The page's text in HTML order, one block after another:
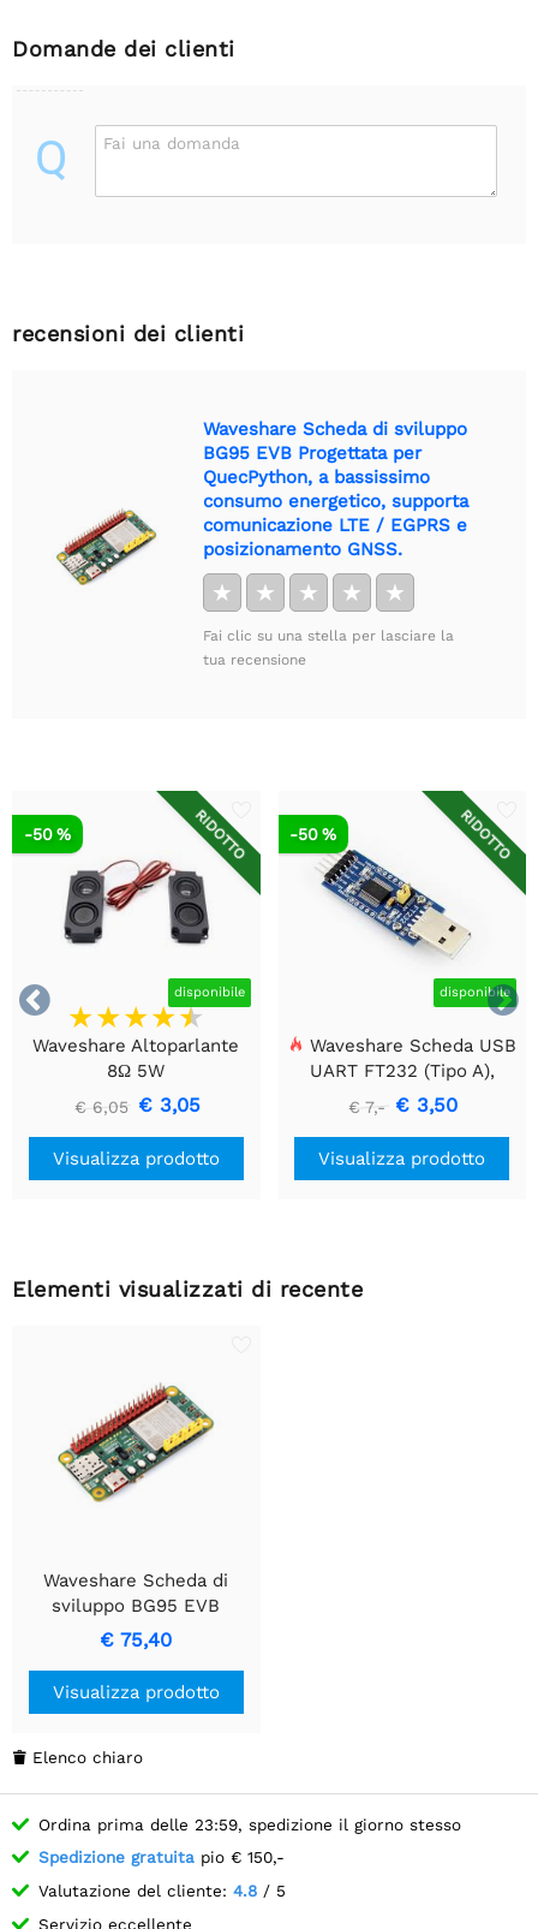
Domande dei clienti
Q Fai una domanda
recensioni dei clienti
Waveshare Scheda di sviluppo
BG95 EVB Progettata per
QuecPython, a bassissimo
consumo energetico, supporta
comunicazione LTE / EGPRS e
posizionamento GNSS.
★ ★ ★ ★ ★
Fai clic su una stella per lasciare la
tua recensione


RIDOTTO
disponibile
-50 %
Waveshare Altoparlante
8Ω 5W
€ 6,05 € 3,05
Visualizza prodotto
RIDOTTO
disponibile
-50 %
Waveshare Scheda USB
UART FT232 (Tipo A),
Modulo di Comunicazione
USB a TTL (UART)
€ 7,- € 3,50
Visualizza prodotto
Elementi visualizzati di recente
Waveshare Scheda di
sviluppo BG95 EVB
Progettata per
QuecPython, a bassissimo
consumo energetico,
supporta comunicazione
posizionamento GNSS.
€ 75,40
Visualizza prodotto
 Elenco chiaro
Ordina prima delle 23:59, spedizione il giorno stesso
Spedizione gratuita pio € 150,-
Valutazione del cliente: 4.8 / 5
Servizio eccellente